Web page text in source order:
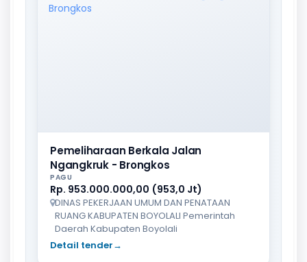
Pemeliharaan Berkala Jalan
Ngangkruk - Brongkos
PAGU
Rp. 953.000.000,00 (953,0 Jt)
DINAS PEKERJAAN UMUM DAN PENATAAN
RUANG KABUPATEN BOYOLALI Pemerintah
Daerah Kabupaten Boyolali
Detail tender→